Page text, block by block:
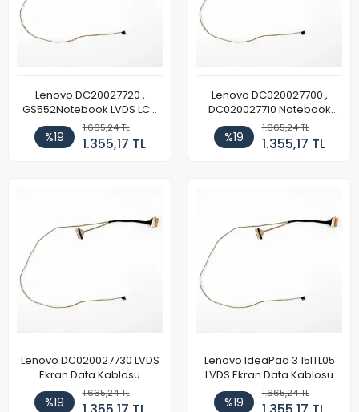
Lenovo DC20027720 ,
GS552Notebook LVDS LCD
Data Kablosu
%19
1.665,24 TL
1.355,17 TL
Lenovo DC020027700 ,
DC020027710 Notebook
LVDS LCD Data Kablosu
%19
1.665,24 TL
1.355,17 TL
Lenovo DC020027730 LVDS
Ekran Data Kablosu
%19
1.665,24 TL
Lenovo IdeaPad 3 15ITL05
LVDS Ekran Data Kablosu
%19
1.665,24 TL